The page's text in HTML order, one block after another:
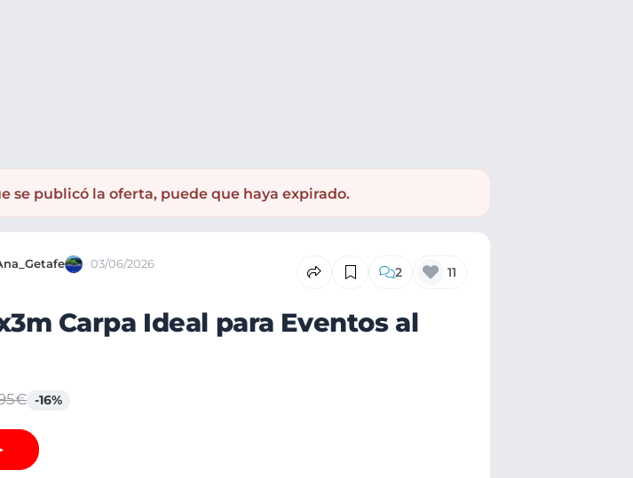
se publicó la oferta, puede que haya expirado.
03/06/2026 2 11
Carpa Ideal para Eventos al
-16%